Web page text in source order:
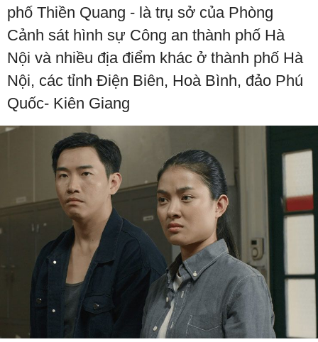
phố Thiền Quang - là trụ sở của Phòng
Cảnh sát hình sự Công an thành phố Hà
Nội và nhiều địa điểm khác ở thành phố Hà
Nội, các tỉnh Điện Biên, Hoà Bình, đảo Phú
Quốc- Kiên Giang